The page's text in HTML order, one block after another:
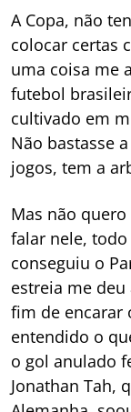
A Copa, não
colocar certas
uma coisa me
futebol
cultivado em
Não bastasse
jogos, tem a
Mas não
falar nele,
conseguiu o
estreia me
fim de encarar
entendido o
o gol anulado
Jonathan Tah,